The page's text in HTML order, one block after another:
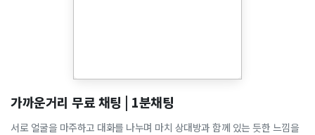
가까운거리 무료 채팅 | 1분채팅
서로 얼굴을 마주하고 대화를 나누며 마치 상대방과 함께 있는 듯한 느낌을